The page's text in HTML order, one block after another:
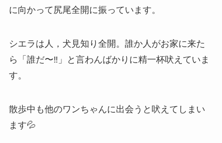
に向かって尻尾全開に振っています。
シエラは人，犬見知り全開。誰か人がお家に来た
ら「誰だ〜‼️」と言わんばかりに精一杯吠えていま
す。
散歩中も他のワンちゃんに出会うと吠えてしまい
ます💦